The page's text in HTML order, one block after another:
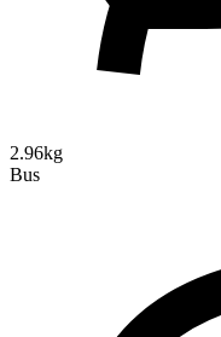
2.96kg
Bus